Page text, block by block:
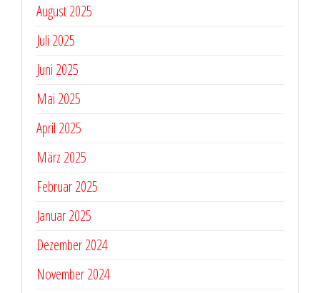
August 2025
Juli 2025
Juni 2025
Mai 2025
April 2025
März 2025
Februar 2025
Januar 2025
Dezember 2024
November 2024